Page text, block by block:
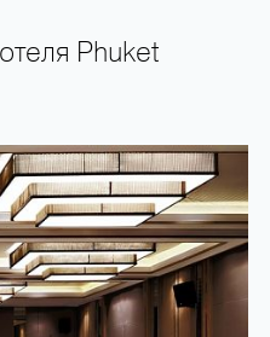
туристов 24 часа в сутки 7
Phuket